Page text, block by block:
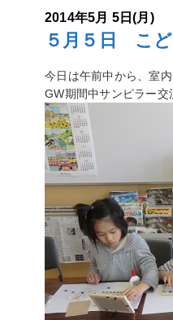
2014年5月 5日(月)
５月５日 こど
今日は午前中から、室
GW期間中サンピラー